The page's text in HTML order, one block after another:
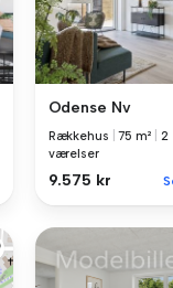
Odense Nv
Rækkehus |75 m²
2
værelser
9.575 kr